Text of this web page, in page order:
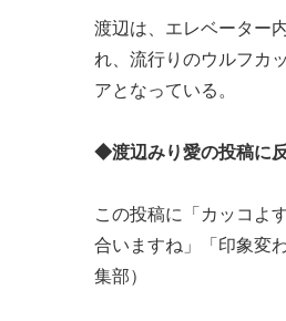
渡辺は、エレベーター
れ、流行りのウルフカ
アとなっている。
◆渡辺みり愛の投稿に
この投稿に「カッコよ
合いますね」「印象変
集部）